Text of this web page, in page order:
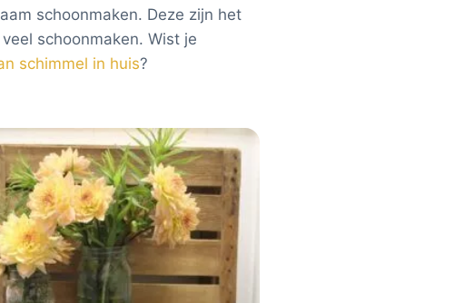
schoonmaken. Deze zijn het
schoonmaken. Wist je
schimmel in huis?